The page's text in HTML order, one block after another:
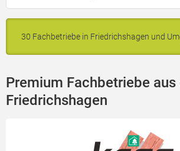
30 Fachbetriebe in Friedrichshagen und
Premium Fachbetriebe aus
Friedrichshagen